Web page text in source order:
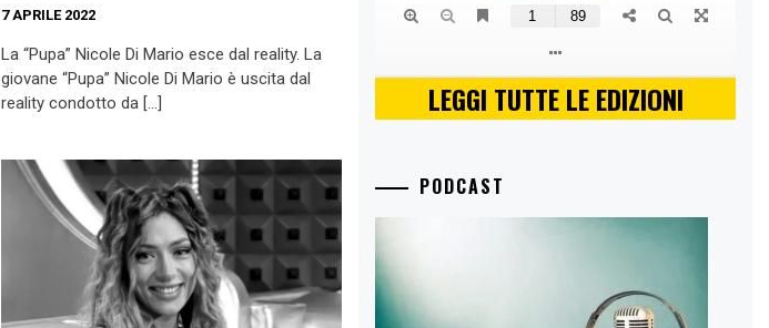
7 APRILE 2022
La “Pupa” Nicole Di Mario esce dal reality. La
giovane “Pupa” Nicole Di Mario è uscita dal
reality condotto da […]
LEGGI TUTTE LE EDIZIONI
PODCAST